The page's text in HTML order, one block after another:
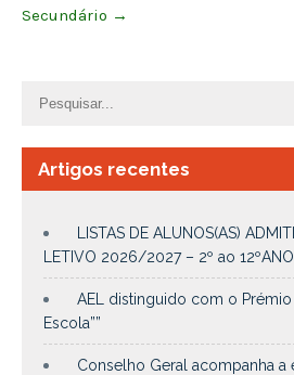
Secundário →
Artigos recentes
LISTAS DE ALUNOS(AS)
LETIVO 2026/2027 – 2º ao
AEL distinguido com o Prémio
Escola””
Conselho Geral acompanha a